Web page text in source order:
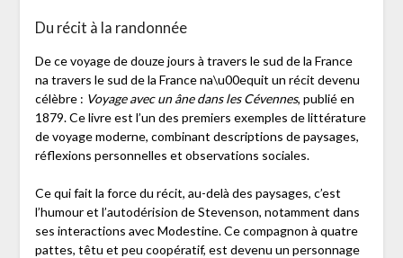
Du récit à la randonnée
De ce voyage de douze jours à travers le sud de la France
na travers le sud de la France na\u00equit un récit devenu
célèbre : Voyage avec un âne dans les Cévennes, publié en
1879. Ce livre est l’un des premiers exemples de littérature
de voyage moderne, combinant descriptions de paysages,
réflexions personnelles et observations sociales.
Ce qui fait la force du récit, au-delà des paysages, c’est
l’humour et l’autodérision de Stevenson, notamment dans
ses interactions avec Modestine. Ce compagnon à quatre
pattes, têtu et peu coopératif, est devenu un personnage